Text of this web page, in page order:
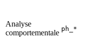
Analyse
comportementale ph_*